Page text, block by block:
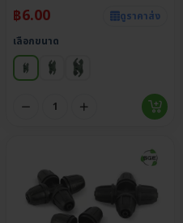
฿6.00
ดูราคาส่ง
เลือกขนาด